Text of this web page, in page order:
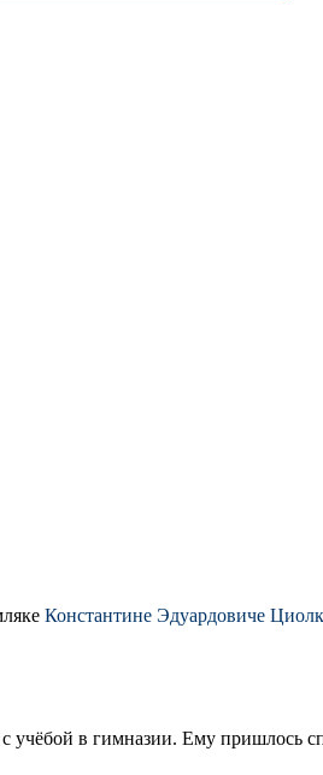
Константине Эдуардовиче
в гимназии. Ему пришлось